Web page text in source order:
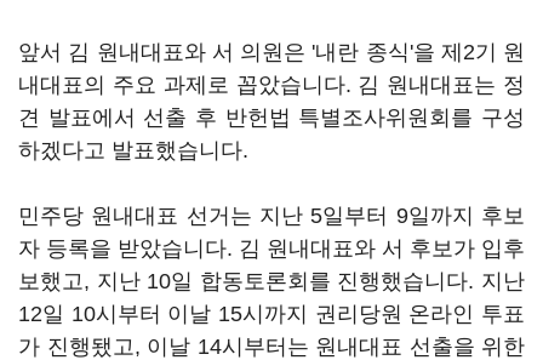
앞서 김 원내대표와 서 의원은 '내란 종식'을 제2기 원
내대표의 주요 과제로 꼽았습니다. 김 원내대표는 정
견 발표에서 선출 후 반헌법 특별조사위원회를 구성
하겠다고 발표했습니다.
민주당 원내대표 선거는 지난 5일부터 9일까지 후보
자 등록을 받았습니다. 김 원내대표와 서 후보가 입후
보했고, 지난 10일 합동토론회를 진행했습니다. 지난
12일 10시부터 이날 15시까지 권리당원 온라인 투표
가 진행됐고, 이날 14시부터는 원내대표 선출을 위한